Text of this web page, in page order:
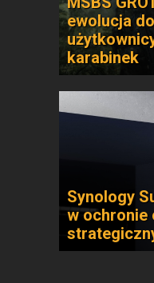
ewolucja
karabinek
Synology
w ochronie